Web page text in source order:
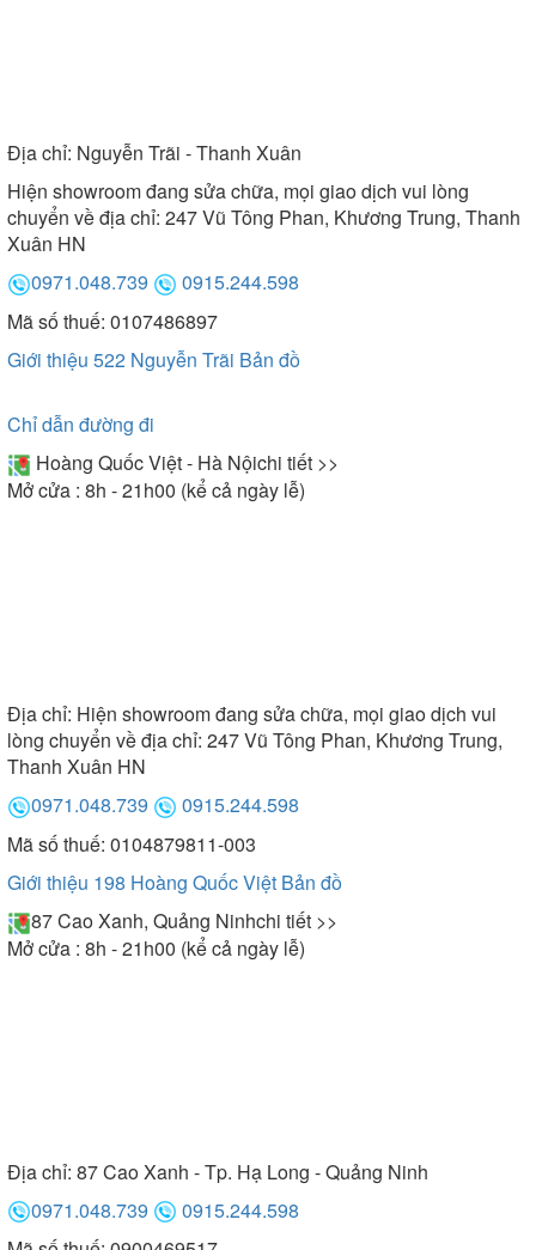
Địa chỉ: Nguyễn Trãi - Thanh Xuân
Hiện showroom đang sửa chữa, mọi giao dịch vui lòng
chuyển về địa chỉ: 247 Vũ Tông Phan, Khương Trung, Thanh
Xuân HN
0971.048.739
0915.244.598
Mã số thuế: 0107486897
Giới thiệu 522 Nguyễn Trãi Bản đồ
Chỉ dẫn đường đi
Hoàng Quốc Việt - Hà Nộichi tiết >>
Mở cửa : 8h - 21h00 (kể cả ngày lễ)
Địa chỉ: Hiện showroom đang sửa chữa, mọi giao dịch vui
lòng chuyển về địa chỉ: 247 Vũ Tông Phan, Khương Trung,
Thanh Xuân HN
0971.048.739
0915.244.598
Mã số thuế: 0104879811-003
Giới thiệu 198 Hoàng Quốc Việt Bản đồ
87 Cao Xanh, Quảng Ninhchi tiết >>
Mở cửa : 8h - 21h00 (kể cả ngày lễ)
Địa chỉ: 87 Cao Xanh - Tp. Hạ Long - Quảng Ninh
0971.048.739
0915.244.598